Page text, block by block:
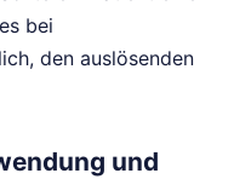
bei
den auslösenden
und